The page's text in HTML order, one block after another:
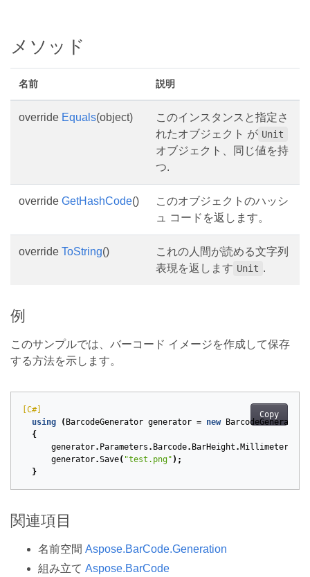
メソッド
名前 説明
override Equals(object)
このインスタンスと指定さ
れたオブジェクト が Unit
オブジェクト、同じ値を持
つ.
override GetHashCode()
このオブジェクトのハッシ
ュ コードを返します。
override ToString()
これの人間が読める文字列
表現を返します Unit .
例
このサンプルでは、バーコード イメージを作成して保存
する方法を示します。
Copy
[C#]
using
( BarcodeGenerator generator = new BarcodeGenerator
{
generator. Parameters . Barcode. BarHeight . Millimeters
generator.Save( "test.png" );
}
関連項目
名前空間 Aspose.BarCode.Generation
組み立て Aspose.BarCode